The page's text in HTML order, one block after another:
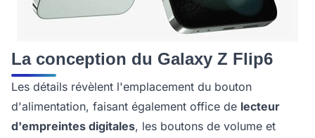
La conception du Galaxy Z Flip6
Les détails révèlent l'emplacement du bouton
d'alimentation, faisant également office de lecteur
d'empreintes digitales, les boutons de volume et